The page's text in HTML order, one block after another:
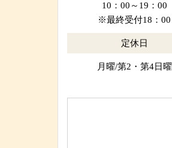
10：00～19：00
※最終受付18：00
定休日
月曜/第2・第4日曜